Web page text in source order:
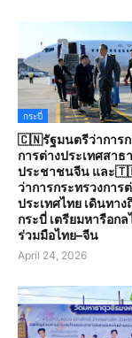
กระบี่
🇨🇳รัฐมนตรีว่าการก
การต่างประเทศสาธ
ประชาชนจีน และ
ว่าการกระทรวงการ
ประเทศไทย เดินทาง
กระบี่ เตรียมหารือก
ร่วมมือไทย–จีน
April 24, 2026